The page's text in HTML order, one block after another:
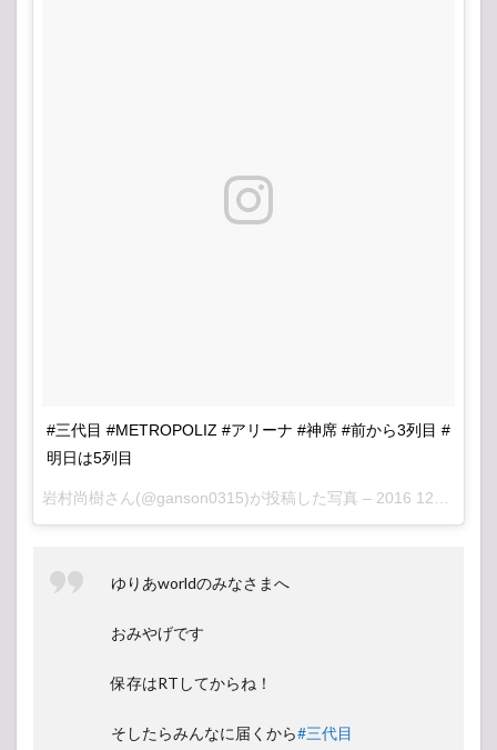
#三代目 #METROPOLIZ #アリーナ #神席 #前から3列目 #
明日は5列目
岩村尚樹さん(@ganson0315)が投稿した写真 – 2016 12月 16 12:01午前 PST
ゆりあworldのみなさまへ
おみやげです
保存はRTしてからね！
そしたらみんなに届くから#三代目